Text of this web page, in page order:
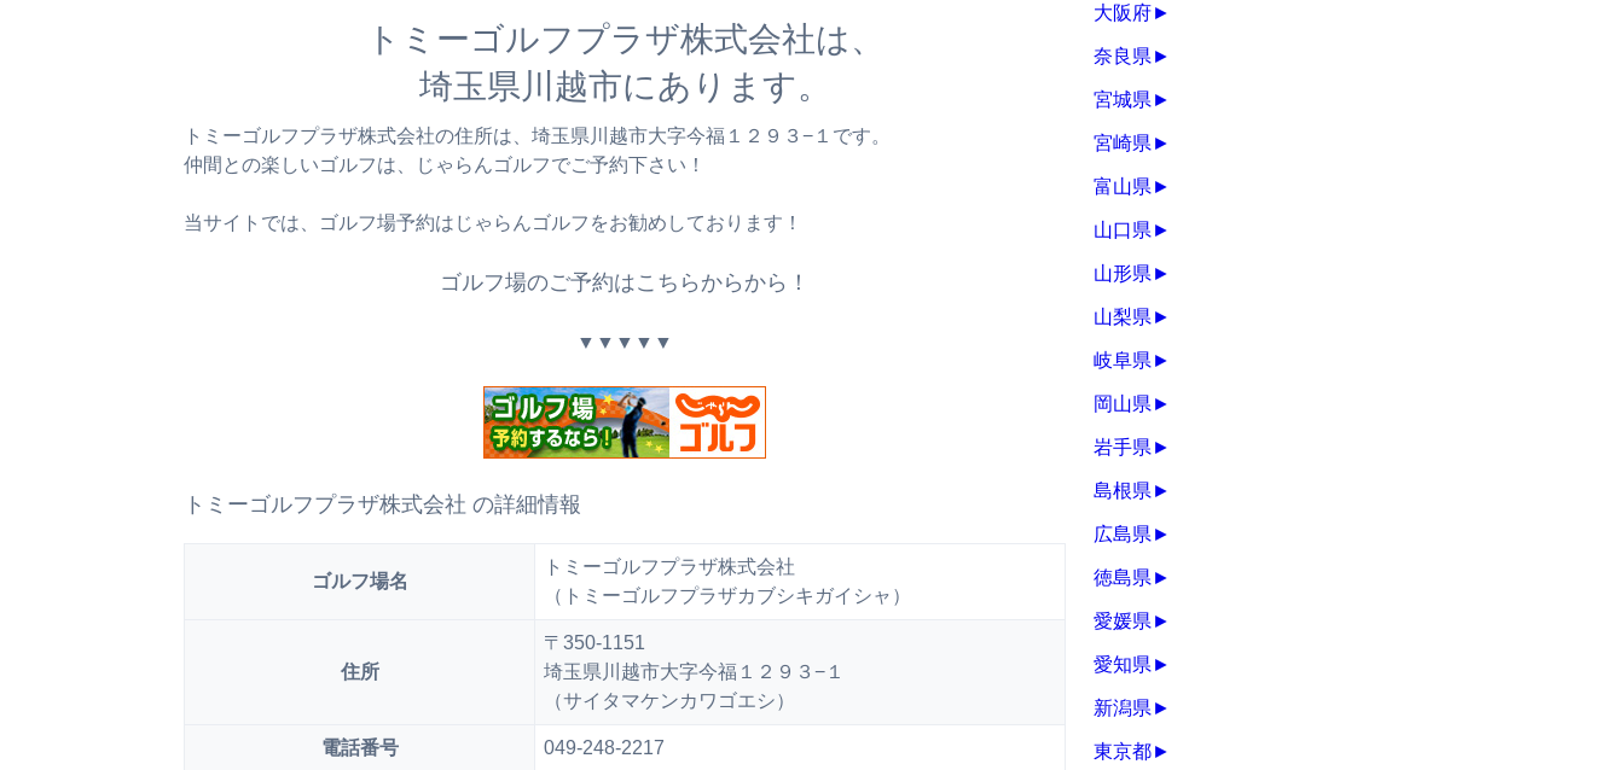
トミーゴルフプラザ株式会社は、
埼玉県川越市にあります。
トミーゴルフプラザ株式会社の住所は、埼玉県川越市大字今福１２９３−１です。
仲間との楽しいゴルフは、じゃらんゴルフでご予約下さい！
当サイトでは、ゴルフ場予約はじゃらんゴルフをお勧めしております！
ゴルフ場のご予約はこちらからから！
▼▼▼▼▼
トミーゴルフプラザ株式会社 の詳細情報
ゴルフ場名
トミーゴルフプラザ株式会社
（トミーゴルフプラザカブシキガイシャ）
住所
〒350-1151
埼玉県川越市大字今福１２９３−１
（サイタマケンカワゴエシ）
電話番号
049-248-2217
大阪府►
奈良県 ►
宮城県 ►
宮崎県 ►
富山県 ►
山口県 ►
山形県 ►
山梨県 ►
岐阜県 ►
岡山県 ►
岩手県 ►
島根県 ►
広島県 ►
徳島県 ►
愛媛県 ►
愛知県 ►
新潟県 ►
東京都►